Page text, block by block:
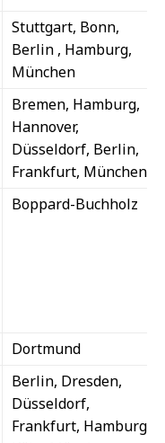
Stuttgart, Bonn,
Berlin , Hamburg,
München
Bremen, Hamburg,
Hannover,
Düsseldorf, Berlin,
Frankfurt, München
Boppard-Buchholz
Dortmund
Berlin, Dresden,
Düsseldorf,
Frankfurt, Hamburg,